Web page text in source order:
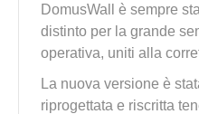
DomusWall è sempre
distinto per la grande
operativa, uniti alla
La nuova versione è
riprogettata e riscritta